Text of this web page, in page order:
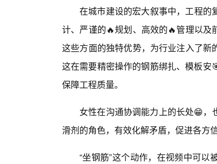
在城市建设的宏大叙事中，工程的
计、严谨的🔥规划、高效的🔥管理以
这些方面的独特优势，为行业注入了
这在需要精密操作的钢筋绑扎、模板
保障工程质量。
女性在沟通协调能力上的长处😁
滑剂的角色，有效化解矛盾，促进各方
“坐钢筋”这个动作，在视频中可